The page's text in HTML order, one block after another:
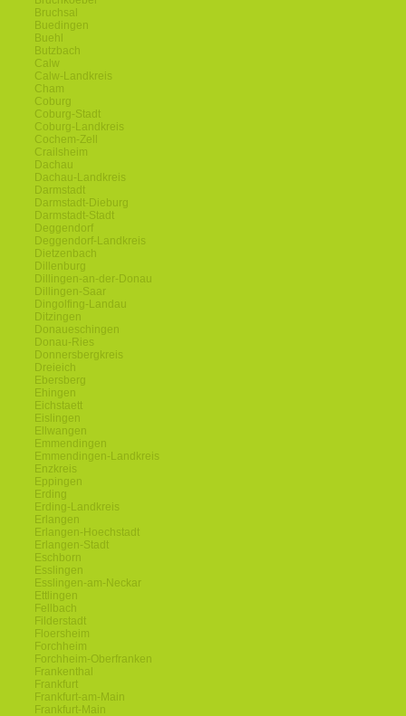
Bruchsal
Buedingen
Buehl
Butzbach
Calw
Calw-Landkreis
Cham
Coburg
Coburg-Stadt
Coburg-Landkreis
Cochem-Zell
Crailsheim
Dachau
Dachau-Landkreis
Darmstadt
Darmstadt-Dieburg
Darmstadt-Stadt
Deggendorf
Deggendorf-Landkreis
Dietzenbach
Dillenburg
Dillingen-an-der-Donau
Dillingen-Saar
Dingolfing-Landau
Ditzingen
Donaueschingen
Donau-Ries
Donnersbergkreis
Dreieich
Ebersberg
Ehingen
Eichstaett
Eislingen
Ellwangen
Emmendingen
Emmendingen-Landkreis
Enzkreis
Eppingen
Erding
Erding-Landkreis
Erlangen
Erlangen-Hoechstadt
Erlangen-Stadt
Eschborn
Esslingen
Esslingen-am-Neckar
Ettlingen
Fellbach
Filderstadt
Floersheim
Forchheim
Forchheim-Oberfranken
Frankenthal
Frankfurt
Frankfurt-am-Main
Frankfurt-Main